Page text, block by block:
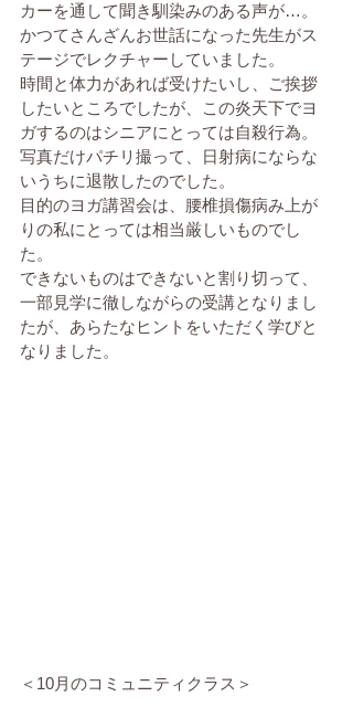
カーを通して聞き馴染みのある声が…。
かつてさんざんお世話になった先生がス
テージでレクチャーしていました。
時間と体力があれば受けたいし、ご挨拶
したいところでしたが、この炎天下でヨ
ガするのはシニアにとっては自殺行為。
写真だけパチリ撮って、日射病にならな
いうちに退散したのでした。
目的のヨガ講習会は、腰椎損傷病み上が
りの私にとっては相当厳しいものでし
た。
できないものはできないと割り切って、
一部見学に徹しながらの受講となりまし
たが、あらたなヒントをいただく学びと
なりました。
＜10月のコミュニティクラス＞